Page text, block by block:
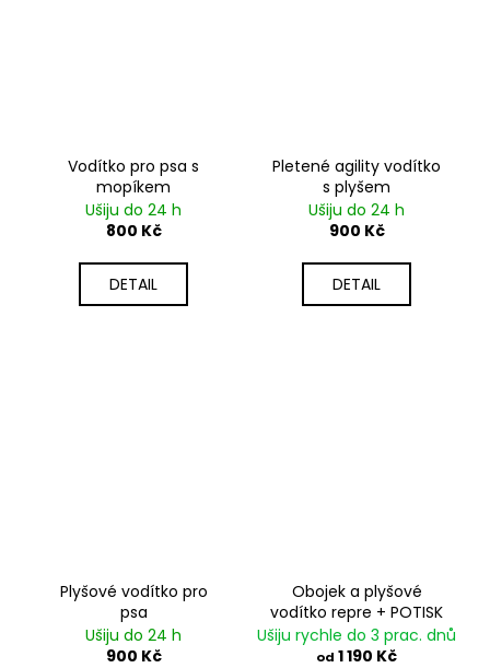
Vodítko pro psa s
mopíkem
Ušiju do 24 h
800 Kč
DETAIL
Pletené agility vodítko
s plyšem
Ušiju do 24 h
900 Kč
DETAIL
Plyšové vodítko pro
psa
Ušiju do 24 h
900 Kč
Obojek a plyšové
vodítko repre + POTISK
Ušiju rychle do 3 prac. dnů
od 1 190 Kč